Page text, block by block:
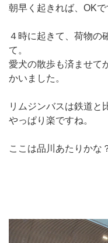
朝早く起きれば、OKで
４時に起きて、荷物の
て。
愛犬の散歩も済ませて
かいました。
リムジンバスは鉄道と
やっぱり楽ですね。
ここは品川あたりかな